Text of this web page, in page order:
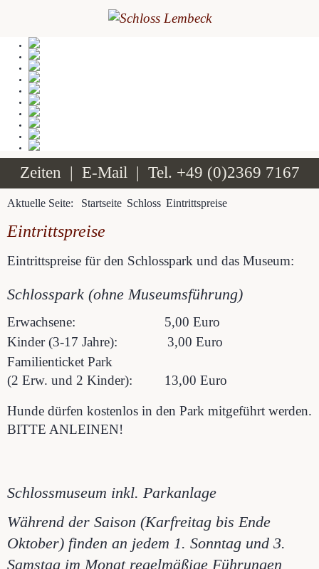
Zeiten | E-Mail | Tel. +49 (0)2369 7167
Aktuelle Seite: Startseite Schloss Eintrittspreise
Eintrittspreise
Eintrittspreise für den Schlosspark und das Museum:
Schlosspark (ohne Museumsführung)
Erwachsene: 5,00 Euro
Kinder (3-17 Jahre): 3,00 Euro
Familienticket Park
(2 Erw. und 2 Kinder): 13,00 Euro
Hunde dürfen kostenlos in den Park mitgeführt werden.
BITTE ANLEINEN!
Schlossmuseum inkl. Parkanlage
Während der Saison (Karfreitag bis Ende
Oktober) finden an jedem 1. Sonntag und 3.
Samstag im Monat regelmäßige Führungen